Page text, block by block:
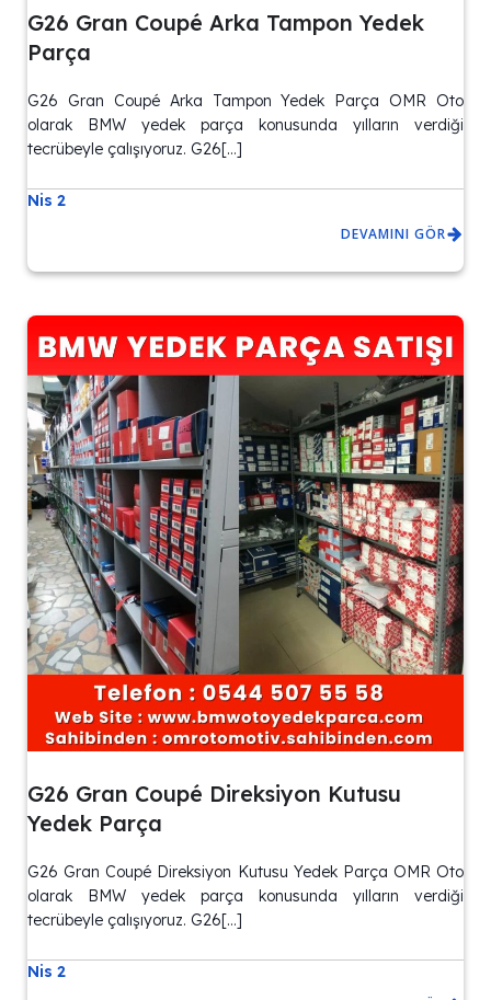
G26 Gran Coupé Arka Tampon Yedek
Parça
G26 Gran Coupé Arka Tampon Yedek Parça OMR Oto
olarak BMW yedek parça konusunda yılların verdiği
tecrübeyle çalışıyoruz. G26[…]
Nis 2
DEVAMINI GÖR
G26 Gran Coupé Direksiyon Kutusu
Yedek Parça
G26 Gran Coupé Direksiyon Kutusu Yedek Parça OMR Oto
olarak BMW yedek parça konusunda yılların verdiği
tecrübeyle çalışıyoruz. G26[…]
Nis 2